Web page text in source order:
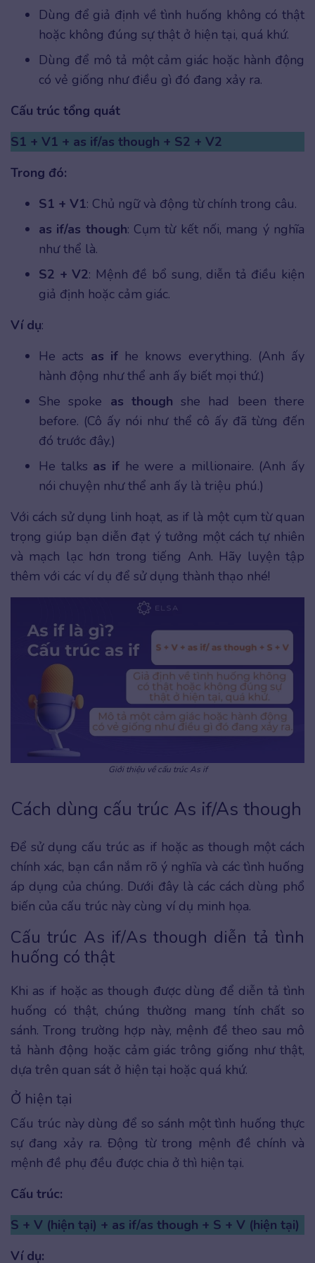
Dùng để giả định về tình huống không có thật
hoặc không đúng sự thật ở hiện tại, quá khứ.
Dùng để mô tả một cảm giác hoặc hành động
có vẻ giống như điều gì đó đang xảy ra.
Cấu trúc tổng quát
S1 + V1 + as if/as though + S2 + V2
Trong đó:
S1 + V1: Chủ ngữ và động từ chính trong câu.
as if/as though: Cụm từ kết nối, mang ý nghĩa
như thể là.
S2 + V2: Mệnh đề bổ sung, diễn tả điều kiện
giả định hoặc cảm giác.
Ví dụ:
He acts as if he knows everything. (Anh ấy
hành động như thể anh ấy biết mọi thứ.)
She spoke as thoughshe had been there
before. (Cô ấy nói như thể cô ấy đã từng đến
đó trước đây.)
He talks as if he were a millionaire. (Anh ấy
nói chuyện như thể anh ấy là triệu phú.)
Với cách sử dụng linh hoạt, as if là một cụm từ quan
trọng giúp bạn diễn đạt ý tưởng một cách tự nhiên
và mạch lạc hơn trong tiếng Anh. Hãy luyện tập
thêm với các ví dụ để sử dụng thành thạo nhé!
Giới thiệu về cấu trúc As if
Cách dùng cấu trúc As if/As though
Để sử dụng cấu trúc as if hoặc as though một cách
chính xác, bạn cần nắm rõ ý nghĩa và các tình huống
áp dụng của chúng. Dưới đây là các cách dùng phổ
biến của cấu trúc này cùng ví dụ minh họa.
Cấu trúc As if/As though diễn tả tình
huống có thật
Khi as if hoặc as though được dùng để diễn tả tình
huống có thật, chúng thường mang tính chất so
sánh. Trong trường hợp này, mệnh đề theo sau mô
tả hành động hoặc cảm giác trông giống như thật,
dựa trên quan sát ở hiện tại hoặc quá khứ.
Ở hiện tại
Cấu trúc này dùng để so sánh một tình huống thực
sự đang xảy ra. Động từ trong mệnh đề chính và
mệnh đề phụ đều được chia ở thì hiện tại.
Cấu trúc:
S + V (hiện tại) + as if/as though + S + V (hiện tại)
Ví dụ: